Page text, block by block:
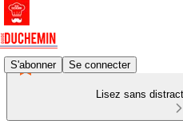
S'abonner Se connecter
Lisez sans